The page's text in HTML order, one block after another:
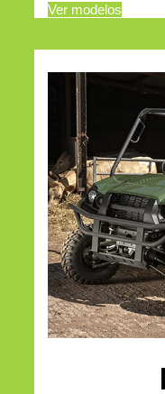
Ver modelos